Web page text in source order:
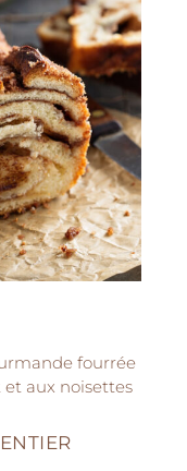
fourrée
aux noisettes